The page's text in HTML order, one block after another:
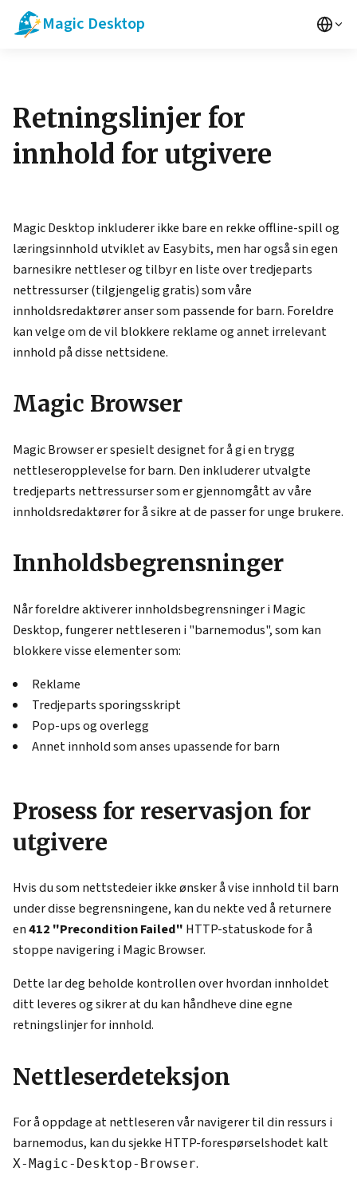
Magic Desktop
Retningslinjer for
innhold for utgivere
Magic Desktop inkluderer ikke bare en rekke offline-spill og
læringsinnhold utviklet av Easybits, men har også sin egen
barnesikre nettleser og tilbyr en liste over tredjeparts
nettressurser (tilgjengelig gratis) som våre
innholdsredaktører anser som passende for barn. Foreldre
kan velge om de vil blokkere reklame og annet irrelevant
innhold på disse nettsidene.
Magic Browser
Magic Browser er spesielt designet for å gi en trygg
nettleseropplevelse for barn. Den inkluderer utvalgte
tredjeparts nettressurser som er gjennomgått av våre
innholdsredaktører for å sikre at de passer for unge brukere.
Innholdsbegrensninger
Når foreldre aktiverer innholdsbegrensninger i Magic
Desktop, fungerer nettleseren i "barnemodus", som kan
blokkere visse elementer som:
Reklame
Tredjeparts sporingsskript
Pop-ups og overlegg
Annet innhold som anses upassende for barn
Prosess for reservasjon for
utgivere
Hvis du som nettstedeier ikke ønsker å vise innhold til barn
under disse begrensningene, kan du nekte ved å returnere
en412 "Precondition Failed" HTTP-statuskode for å
stoppe navigering i Magic Browser.
Dette lar deg beholde kontrollen over hvordan innholdet
ditt leveres og sikrer at du kan håndheve dine egne
retningslinjer for innhold.
Nettleserdeteksjon
For å oppdage at nettleseren vår navigerer til din ressurs i
barnemodus, kan du sjekke HTTP-forespørselshodet kalt
X-Magic-Desktop-Browser.